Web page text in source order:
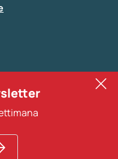
personale (ad
altra comunicazione
file di microdati,